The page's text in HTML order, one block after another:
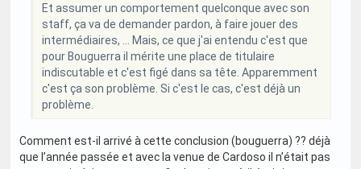
Et assumer un comportement quelconque avec son
staff, ça va de demander pardon, à faire jouer des
intermédiaires, ... Mais, ce que j'ai entendu c'est que
pour Bouguerra il mérite une place de titulaire
indiscutable et c'est figé dans sa tête. Apparemment
c'est ça son problème. Si c'est le cas, c'est déjà un
problème.
Comment est-il arrivé à cette conclusion (bouguerra) ?? déjà
que l’année passée et avec la venue de Cardoso il n’était pas